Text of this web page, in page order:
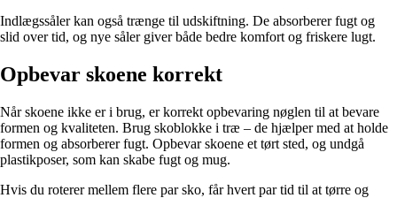
Indlægssåler kan også trænge til udskiftning. De absorberer fugt og
slid over tid, og nye såler giver både bedre komfort og friskere lugt.
Opbevar skoene korrekt
Når skoene ikke er i brug, er korrekt opbevaring nøglen til at bevare
formen og kvaliteten. Brug skoblokke i træ – de hjælper med at holde
formen og absorberer fugt. Opbevar skoene et tørt sted, og undgå
plastikposer, som kan skabe fugt og mug.
Hvis du roterer mellem flere par sko, får hvert par tid til at tørre og